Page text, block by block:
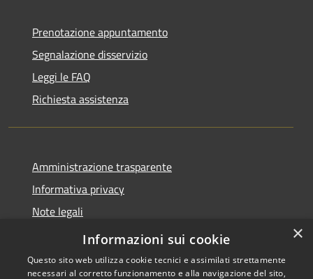
Prenotazione appuntamento
Segnalazione disservizio
Leggi le FAQ
Richiesta assistenza
Amministrazione trasparente
Informativa privacy
Note legali
Dichiarazione di accessibilità
×
Informazioni sui cookie
Questo sito web utilizza cookie tecnici e assimilati strettamente
necessari al corretto funzionamento e alla navigazione del sito,